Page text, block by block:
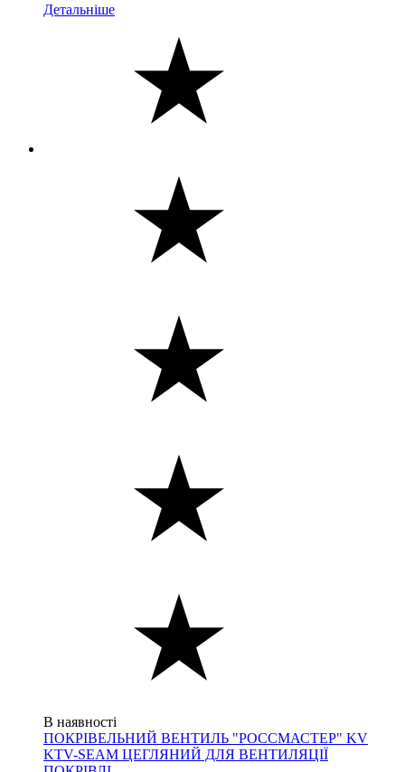
Детальніше
В наявності
ПОКРІВЕЛЬНИЙ ВЕНТИЛЬ "РОССМАСТЕР" KV
KTV-SEAM ЦЕГЛЯНИЙ ДЛЯ ВЕНТИЛЯЦІЇ